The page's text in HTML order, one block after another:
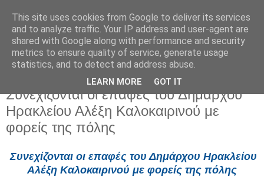
Παρασκευή 18 Ιουλίου 2025
Συνεχίζονται οι επαφές του Δημάρχου
Ηρακλείου Αλέξη Καλοκαιρινού με
φορείς της πόλης
Συνεχίζονται οι επαφές του Δημάρχου Ηρακλείου
Αλέξη Καλοκαιρινού με φορείς της πόλης
This site uses cookies from Google to deliver its services
and to analyze traffic. Your IP address and user-agent are
shared with Google along with performance and security
metrics to ensure quality of service, generate usage
statistics, and to detect and address abuse.
LEARN MORE GOT IT